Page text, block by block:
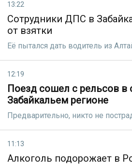
13:22
Сотрудники ДПС в
от взятки
Её пытался дать водитель из
12:19
Поезд сошел с рельсов в
Забайкальем регионе
Предварительно, никто не
11:13
Алкоголь подорожает в